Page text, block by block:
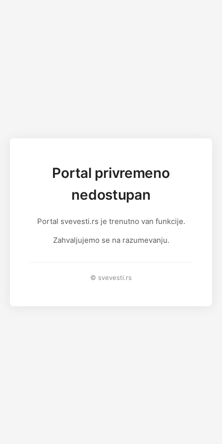
Portal privremeno
nedostupan
Portal svevesti.rs je trenutno van funkcije.
Zahvaljujemo se na razumevanju.
© svevesti.rs